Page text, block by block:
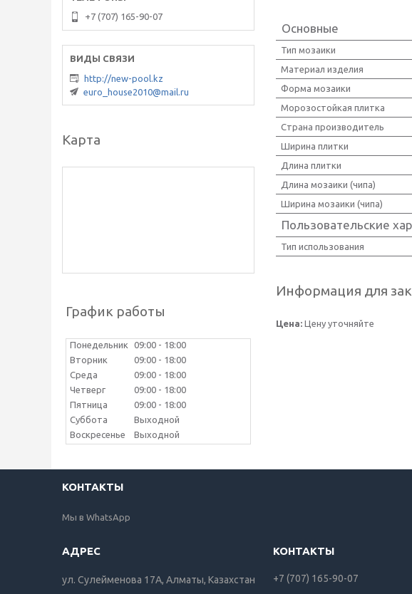
Основные
Тип мозаики
Материал изделия
Форма мозаики
Морозостойкая плитка
Страна производитель
Ширина плитки
Длина плитки
Длина мозаики (чипа)
Ширина мозаики (чипа)
Пользовательские
Тип использования
Информация для
Цена: Цену уточняйте
+7 (707) 165-90-07
http://new-pool.kz
euro_house2010@mail.ru
Карта
График работы
Понедельник 09:00
18:00
Вторник
09:00
18:00
Среда
09:00
18:00
Четверг
09:00
18:00
Пятница
09:00
18:00
Суббота
Выходной
Воскресенье
Выходной
КОНТАКТЫ
Мы в WhatsApp
ул. Сулейменова 17А, Алматы, Казахстан +7 (707) 165-90-07